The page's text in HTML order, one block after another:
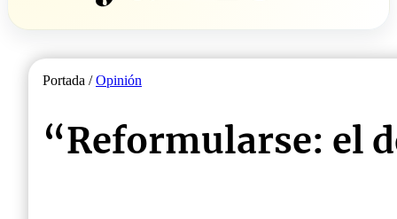
Portada /Opinión
“Reformularse: el